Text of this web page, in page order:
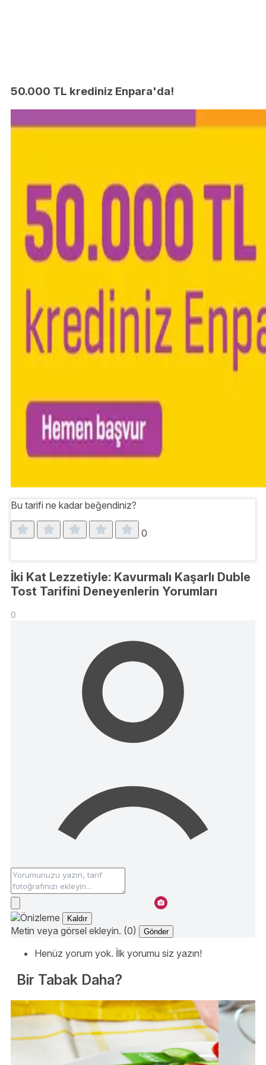
50.000 TL krediniz Enpara'da!
Bu tarifi ne kadar beğendiniz?
0
İki Kat Lezzetiyle: Kavurmalı Kaşarlı Duble
Tost Tarifini Deneyenlerin Yorumları
0
Kaldır
Metin veya görsel ekleyin. (0) Gönder
Henüz yorum yok. İlk yorumu siz yazın!
Bir Tabak Daha?